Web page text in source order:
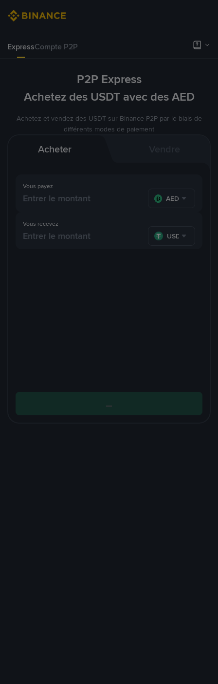
ExpressCompte P2P
P2P Express
Achetez des USDT avec des AED
Achetez et vendez des USDT sur Binance P2P par le biais de
différents modes de paiement
Acheter
Vous payez
AED
Vous recevez
USDT